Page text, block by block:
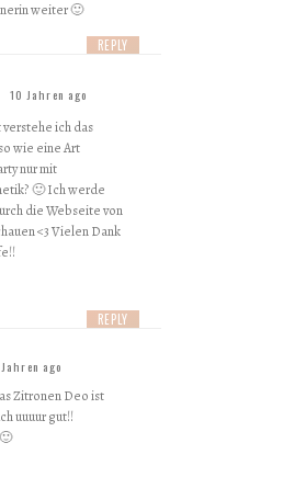
REPLY
weiter 🙂
10 Jahren ago
REPLY
ich das
wie eine Art
nur mit
🙂 Ich werde
die Webseite von
<3 Vielen Dank
ago
Zitronen Deo ist
uuuur gut!!